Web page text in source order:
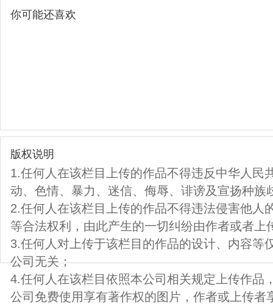
你可能还喜欢
版权说明
1.任何人在该栏目上传的作品不得违反中华人民
动、色情、暴力、迷信、侮辱、诽谤及宣扬种族
2.任何人在该栏目上传的作品不得违法侵害他人
等合法权利，由此产生的一切纠纷由作者或者上
3.任何人对上传于该栏目的作品的设计、内容等
公司无关；
4.任何人在该栏目依照本公司相关规定上传作品
公司免费使用享有著作权的图片，作者或上传者